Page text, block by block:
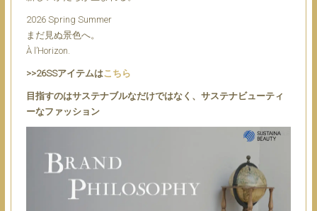
2026 Spring Summer
まだ見ぬ景色へ。
À l’Horizon.
>>26SSアイテムはこちら
目指すのはサステナブルなだけではなく、サステナビューティ
ーなファッション